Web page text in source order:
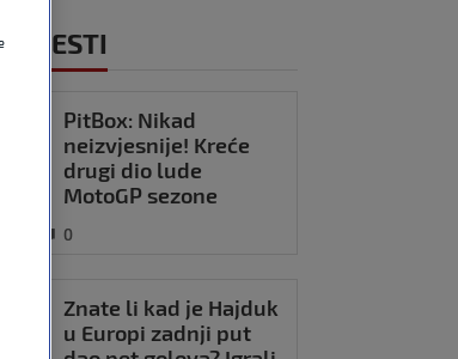
VIJESTI
PitBox: Nikad
neizvjesnije! Kreće
drugi dio lude
MotoGP sezone
0
Znate li kad je Hajduk
u Europi zadnji put